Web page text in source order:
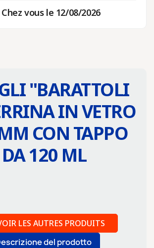
Chez vous le 12/08/2026
"BARATTOLI
IN VETRO
CON TAPPO
120 ML
del prodotto
LES AUTRES PRODUITS